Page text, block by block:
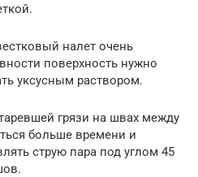
налет очень
поверхность нужно
уксусным раствором.
грязи на швах между
больше времени и
струю пара под углом 45